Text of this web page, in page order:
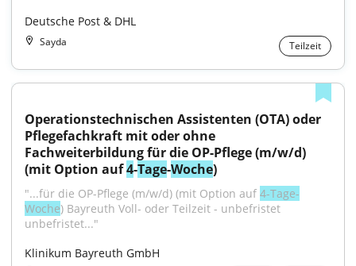
Deutsche Post & DHL
Sayda Teilzeit
Operationstechnischen Assistenten (OTA) oder
Pflegefachkraft mit oder ohne
Fachweiterbildung für die OP-Pflege (m/w/d)
(mit Option auf 4-Tage-Woche)
"...für die OP-Pflege (m/w/d) (mit Option auf 4-Tage-
Woche) Bayreuth Voll- oder Teilzeit - unbefristet
unbefristet..."
Klinikum Bayreuth GmbH